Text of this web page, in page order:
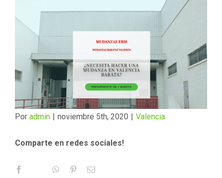
Por admin | noviembre 5th, 2020 | Valencia
Comparte en redes sociales!